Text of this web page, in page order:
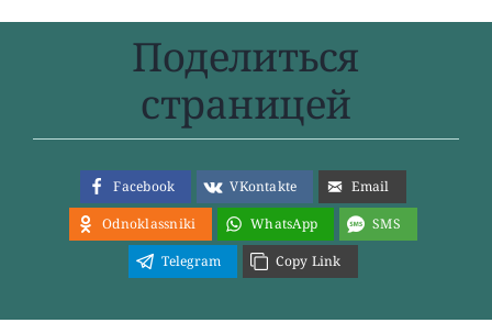
Поделиться
страницей
Facebook VKontakte
Email
Odnoklassniki
WhatsApp
SMS
Telegram
Copy Link